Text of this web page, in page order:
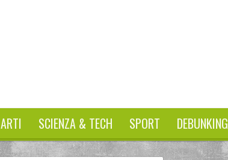
ARTI SCIENZA & TECH SPORT DEBUNKING